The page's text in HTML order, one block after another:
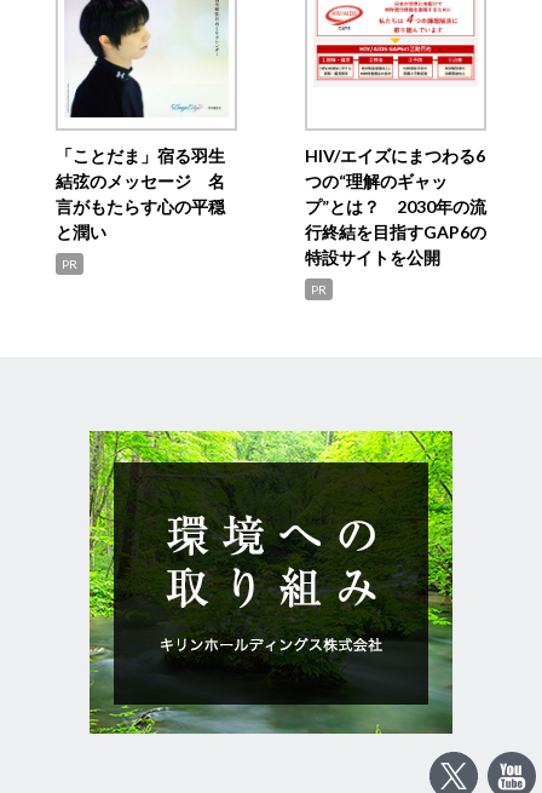
「ことだま」宿る羽生
結弦のメッセージ 名
言がもたらす心の平穏
と潤い
PR
HIV/エイズにまつわる6
つの“理解のギャッ
プ”とは？ 2030年の流
行終結を目指すGAP6の
特設サイトを公開
PR